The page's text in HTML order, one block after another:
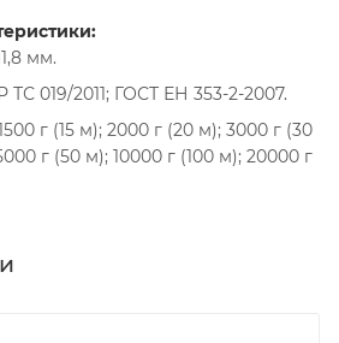
мм.
019/2011; ГОСТ ЕН 353-2-2007.
г (15 м); 2000 г (20 м); 3000 г (30
г (50 м); 10000 г (100 м); 20000 г